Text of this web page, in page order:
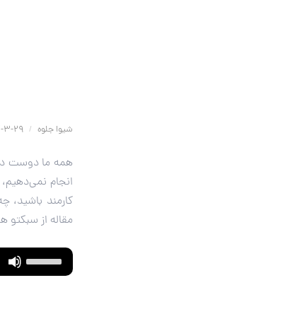
شیوا جلوه /
همه ما دوست
انجام
مقاله از سبکتو همراه
Audio
Player
Use